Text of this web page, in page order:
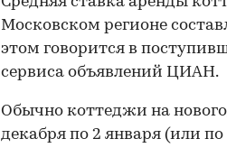
Московском регионе
этом говорится в
сервиса объявлений ЦИАН.
Обычно коттеджи на
декабря по 2 января (или